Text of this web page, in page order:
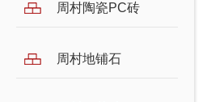
周村陶瓷PC砖
周村地铺石